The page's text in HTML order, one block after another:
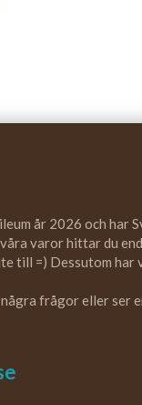
år 2026 och har
varor hittar du
till =) Dessutom har
frågor eller ser